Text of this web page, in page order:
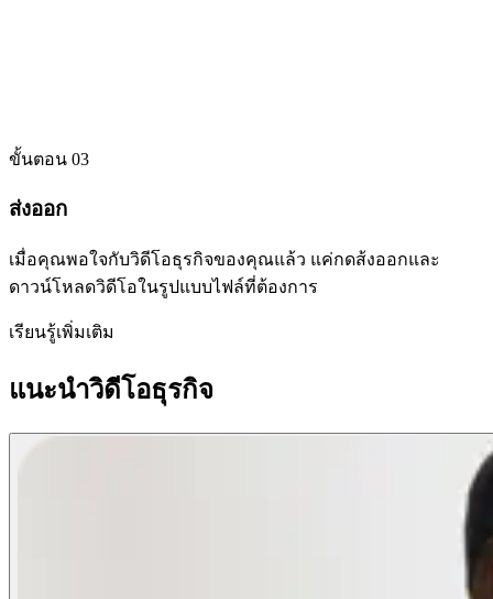
ขั้นตอน 03
ส่งออก
เมื่อคุณพอใจกับวิดีโอธุรกิจของคุณแล้ว แค่กดส้งออกและ
ดาวน์โหลดวิดีโอในรูปแบบไฟล์ที่ต้องการ
เรียนรู้เพิ่มเติม
แนะนำวิดีโอธุรกิจ